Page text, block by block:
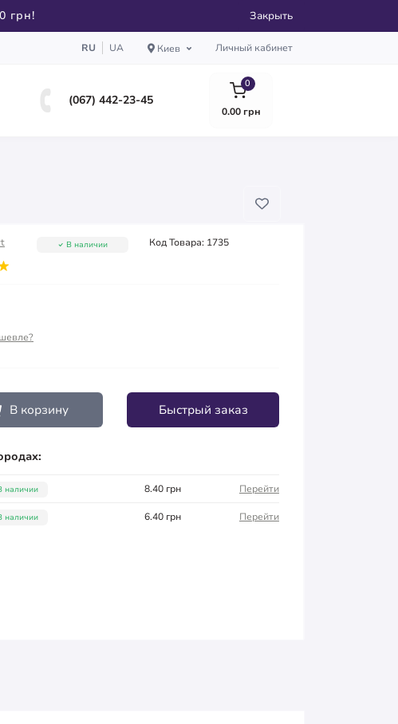
грн! Закрыть
RU UA Киев Личный кабинет
(067) 442-23-45
0
0.00 грн
Код Товара: 1735
В наличии
В корзину Быстрый заказ
наличии 8.40 грн Перейти
наличии 6.40 грн Перейти